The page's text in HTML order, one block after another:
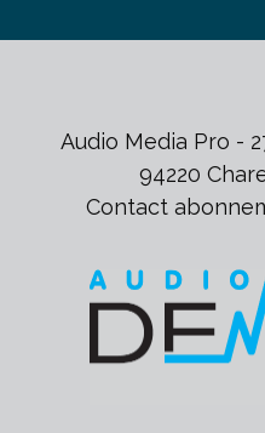
Audio Media Pro -
94220
Contact